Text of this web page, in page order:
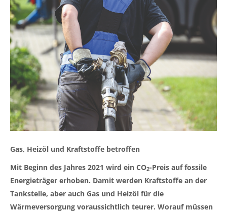
Gas, Heizöl und Kraftstoffe betroffen
Mit Beginn des Jahres 2021 wird ein CO2-Preis auf fossile
Energieträger erhoben. Damit werden Kraftstoffe an der
Tankstelle, aber auch Gas und Heizöl für die
Wärmeversorgung voraussichtlich teurer. Worauf müssen